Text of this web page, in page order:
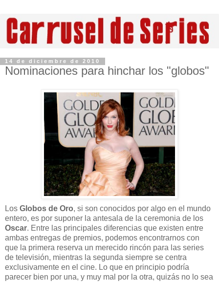
14 de diciembre de 2010
Nominaciones para hinchar los "globos"
Los Globos de Oro, si son conocidos por algo en el mundo
entero, es por suponer la antesala de la ceremonia de los
Oscar. Entre las principales diferencias que existen entre
ambas entregas de premios, podemos encontrarnos con
que la primera reserva un merecido rincón para las series
de televisión, mientras la segunda siempre se centra
exclusivamente en el cine. Lo que en principio podría
parecer bien por una, y muy mal por la otra, quizás no lo sea